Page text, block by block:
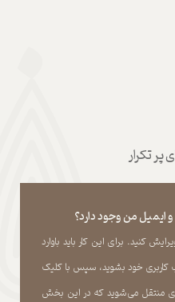
تکرار
ایمیل من وجود دارد؟
کنید. برای این کار باید باوارد
کاربری خود بشوید، سپس با کلیک
منتقل می‏‌شوید که در این بخش